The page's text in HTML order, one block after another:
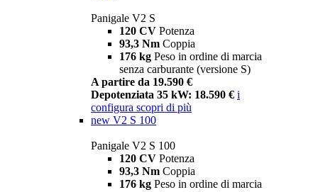
Panigale V2 S
120 CV Potenza
93,3 Nm Coppia
176 kg Peso in ordine di marcia
senza carburante (versione S)
A partire da 19.590 €
Depotenziata 35 kW: 18.590 € i
configura scopri di più
new V2 S 100
Panigale V2 S 100
120 CV Potenza
93,3 Nm Coppia
176 kg Peso in ordine di marcia